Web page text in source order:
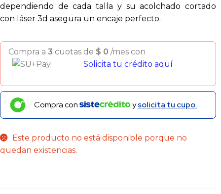
dependiendo de cada talla y su acolchado cortado
con láser 3d asegura un encaje perfecto.
Compra a 3 cuotas de $ 0 /mes con
Solicita tu crédito aquí
Compra con ysolicita tu cupo.
Este producto no está disponible porque no
quedan existencias.